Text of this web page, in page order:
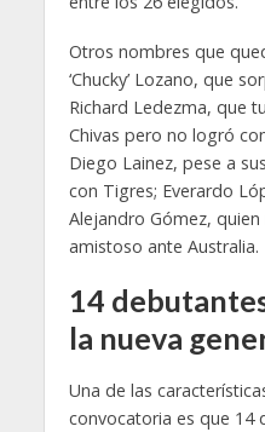
Otros nombres que
‘Chucky’ Lozano, que
Richard Ledezma, que
Chivas pero no logró
Diego Lainez, pese a
con Tigres; Everardo
Alejandro Gómez,
amistoso ante Australia.
14
la nueva
Una de las
convocatoria es que 14